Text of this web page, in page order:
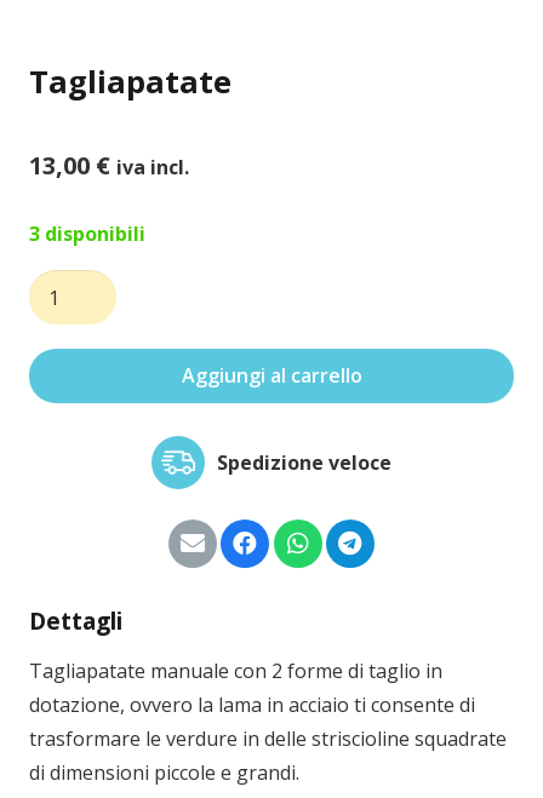
Tagliapatate
13,00 € iva incl.
3 disponibili
Tagliapatate
quantità
Aggiungi al carrello
Spedizione veloce
Dettagli
Tagliapatate manuale con 2 forme di taglio in
dotazione, ovvero la lama in acciaio ti consente di
trasformare le verdure in delle striscioline squadrate
di dimensioni piccole e grandi.